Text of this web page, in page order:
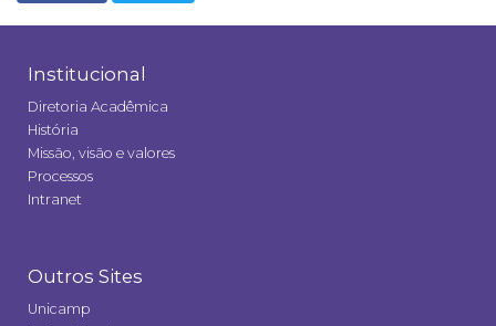
Institucional
Diretoria Acadêmica
História
Missão, visão e valores
Processos
Intranet
Outros Sites
Unicamp